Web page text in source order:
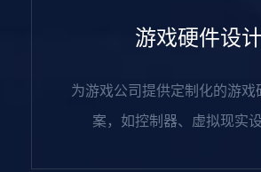
游戏硬件设计
为游戏公司提供定制化的游戏
案，如控制器、虚拟现实设